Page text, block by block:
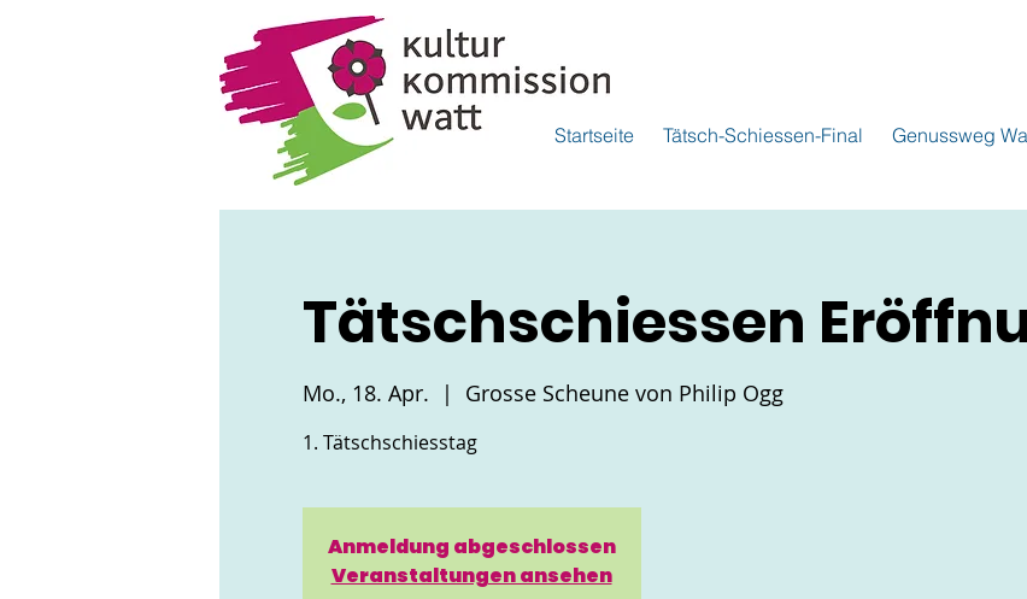
Startseite Tätsch-Schiessen-Final Genussweg
Tätschschiessen
Mo., 18. Apr.
  |
Grosse Scheune von Philip Ogg
1. Tätschschiesstag
Anmeldung abgeschlossen
Veranstaltungen ansehen